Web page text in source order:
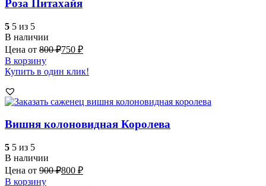
Роза Питахайя
5 5 из 5
В наличии
Цена от 800₽750 ₽
В корзину
Купить в один клик!
Вишня колоновидная Королева
5 5 из 5
В наличии
Цена от 900₽800 ₽
В корзину